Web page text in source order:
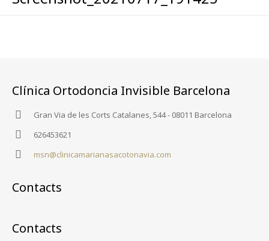
Clínica Ortodoncia Invisible Barcelona
Gran Via de les Corts Catalanes, 544 - 08011 Barcelona
626453621
msn@clinicamarianasacotonavia.com
Contacts
Contacts